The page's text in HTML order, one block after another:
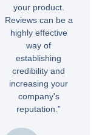
your product.
Reviews can be a
highly effective
way of
establishing
credibility and
increasing your
company's
reputation.”